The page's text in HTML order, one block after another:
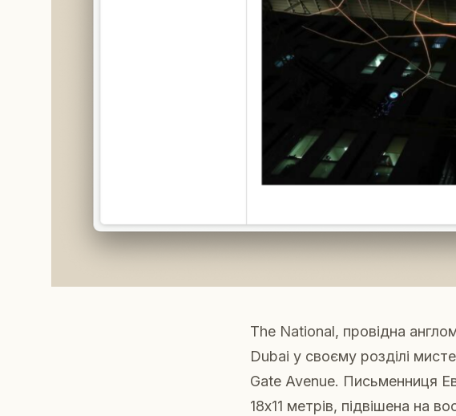
The National, провідна
Dubai у своєму розділі
Gate Avenue. Письменниця
18x11 метрів, підвішена на